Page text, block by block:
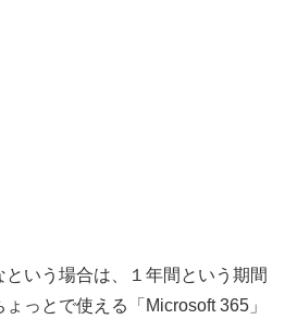
いう場合は、１年間という期間
っとで使える「Microsoft 365」